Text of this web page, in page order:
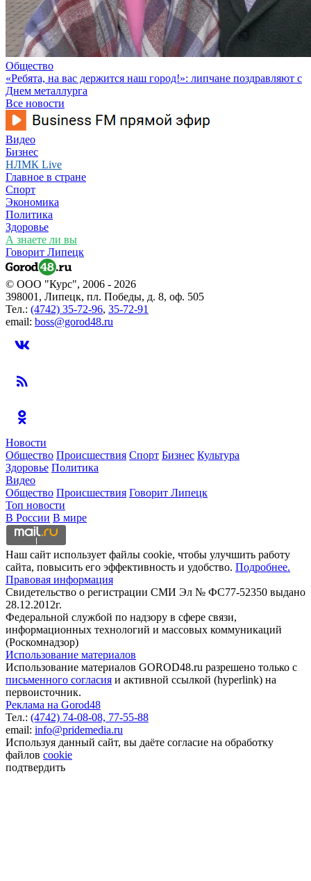
Общество
«Ребята, на вас держится наш город!»: липчане поздравляют с
Днем металлурга
Все новости
Видео
Бизнес
НЛМК Live
Главное в стране
Спорт
Экономика
Политика
Здоровье
А знаете ли вы
Говорит Липецк
© ООО "Курс", 2006 - 2026
398001, Липецк, пл. Победы, д. 8, оф. 505
Тел.: (4742) 35-72-96, 35-72-91
email: boss@gorod48.ru
Новости
Общество Происшествия Спорт Бизнес Культура
Здоровье Политика
Видео
Общество Происшествия Говорит Липецк
Топ новости
В России В мире
Наш сайт использует файлы cookie, чтобы улучшить работу
сайта, повысить его эффективность и удобство. Подробнее.
Правовая информация
Свидетельство о регистрации СМИ Эл № ФС77-52350 выдано
28.12.2012г.
Федеральной службой по надзору в сфере связи,
информационных технологий и массовых коммуникаций
(Роскомнадзор)
Использование материалов
Использование материалов GOROD48.ru разрешено только с
письменного согласия и активной ссылкой (hyperlink) на
первоисточник.
Реклама на Gorod48
Тел.: (4742) 74-08-08, 77-55-88
email: info@pridemedia.ru
Используя данный сайт, вы даёте согласие на обработку
файлов cookie
подтвердить